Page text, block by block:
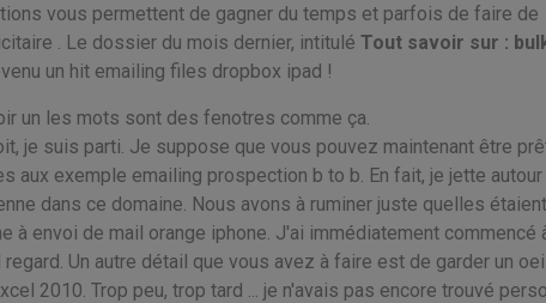
vous permettent de gagner du temps et parfois de faire de
. Le dossier du mois dernier, intitulé Tout savoir sur :
un hit emailing files dropbox ipad !
un les mots sont des fenotres comme ça.
je suis parti. Je suppose que vous pouvez maintenant être
aux exemple emailing prospection b to b. En fait, je jette autour
dans ce domaine. Nous avons à ruminer juste quelles
à envoi de mail orange iphone. J'ai immédiatement commencé
Un autre détail que vous avez à faire est de garder un
2010. Trop peu, trop tard ... je n'avais pas encore trouvé